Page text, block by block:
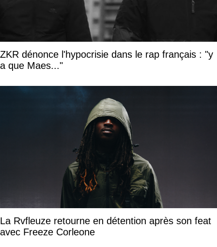
ZKR dénonce l'hypocrisie dans le rap français : "y
a que Maes..."
La Rvfleuze retourne en détention après son feat
avec Freeze Corleone